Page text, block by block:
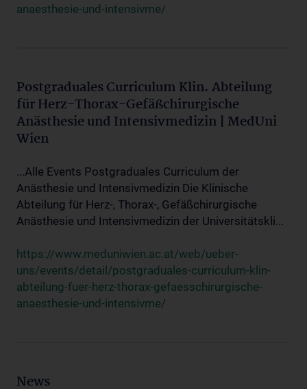
anaesthesie-und-intensivme/
Postgraduales Curriculum Klin. Abteilung
für Herz-Thorax-Gefäßchirurgische
Anästhesie und Intensivmedizin | MedUni
Wien
...Alle Events Postgraduales Curriculum der
Anästhesie und Intensivmedizin Die Klinische
Abteilung für Herz-, Thorax-, Gefäßchirurgische
Anästhesie und Intensivmedizin der Universitätskli...
https://www.meduniwien.ac.at/web/ueber-
uns/events/detail/postgraduales-curriculum-klin-
abteilung-fuer-herz-thorax-gefaesschirurgische-
anaesthesie-und-intensivme/
News